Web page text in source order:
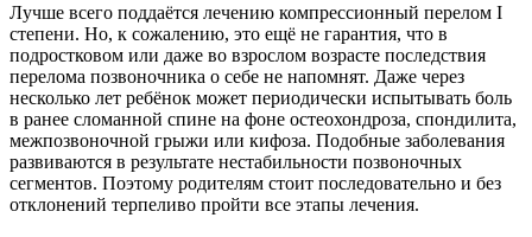
Лучше всего поддаётся лечению компрессионный перелом I
степени. Но, к сожалению, это ещё не гарантия, что в
подростковом или даже во взрослом возрасте последствия
перелома позвоночника о себе не напомнят. Даже через
несколько лет ребёнок может периодически испытывать боль
в ранее сломанной спине на фоне остеохондроза, спондилита,
межпозвоночной грыжи или кифоза. Подобные заболевания
развиваются в результате нестабильности позвоночных
сегментов. Поэтому родителям стоит последовательно и без
отклонений терпеливо пройти все этапы лечения.